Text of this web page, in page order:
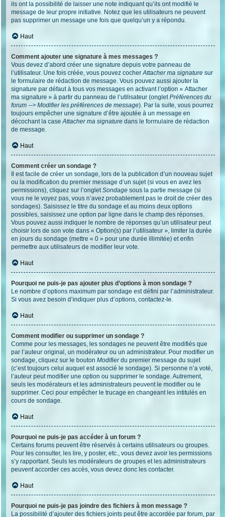
ils ont la possibilité de laisser une note indiquant qu’ils ont modifié le
message de leur propre initiative. Notez que les utilisateurs ne peuvent
pas supprimer un message une fois que quelqu’un y a répondu.
Haut
Comment ajouter une signature à mes messages ?
Vous devez d’abord créer une signature depuis votre panneau de
l’utilisateur. Une fois créée, vous pouvez cocherAttacher ma signature sur
le formulaire de rédaction de message. Vous pouvez aussi ajouter la
signature par défaut à tous vos messages en activant l’option « Attacher
ma signature » à partir du panneau de l’utilisateur (ongletPréférences du
forum --> Modifier les préférences de message). Par la suite, vous pourrez
toujours empêcher une signature d’être ajoutée à un message en
décochant la caseAttacher ma signature dans le formulaire de rédaction
de message.
Haut
Comment créer un sondage ?
Il est facile de créer un sondage, lors de la publication d’un nouveau sujet
ou la modification du premier message d’un sujet (si vous en avez les
permissions), cliquez sur l’ongletSondage sous la partie message (si
vous ne le voyez pas, vous n’avez probablement pas le droit de créer des
sondages). Saisissez le titre du sondage et au moins deux options
possibles, saisissez une option par ligne dans le champ des réponses.
Vous pouvez aussi indiquer le nombre de réponses qu’un utilisateur peut
choisir lors de son vote dans « Option(s) par l’utilisateur », limiter la durée
en jours du sondage (mettre « 0 » pour une durée illimitée) et enfin
permettre aux utilisateurs de modifier leur vote.
Haut
Pourquoi ne puis-je pas ajouter plus d’options à mon sondage ?
Le nombre d’options maximum par sondage est défini par l’administrateur.
Si vous avez besoin d’indiquer plus d’options, contactez-le.
Haut
Comment modifier ou supprimer un sondage ?
Comme pour les messages, les sondages ne peuvent être modifiés que
par l’auteur original, un modérateur ou un administrateur. Pour modifier un
sondage, cliquez sur le bouton Modifierdu premier message du sujet
(c’est toujours celui auquel est associé le sondage). Si personne n’a voté,
l’auteur peut modifier une option ou supprimer le sondage. Autrement,
seuls les modérateurs et les administrateurs peuvent le modifier ou le
supprimer. Ceci pour empêcher le trucage en changeant les intitulés en
cours de sondage.
Haut
Pourquoi ne puis-je pas accéder à un forum ?
Certains forums peuvent être réservés à certains utilisateurs ou groupes.
Pour les consulter, les lire, y poster, etc., vous devez avoir les permissions
s’y rapportant. Seuls les modérateurs de groupes et les administrateurs
peuvent accorder ces accès, vous devez donc les contacter.
Haut
Pourquoi ne puis-je pas joindre des fichiers à mon message ?
La possibilité d’ajouter des fichiers joints peut être accordée par forum, par